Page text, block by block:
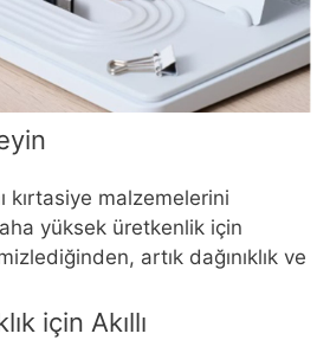
kırtasiye malzemelerini
yüksek üretkenlik için
artık dağınıklık ve
için Akıllı